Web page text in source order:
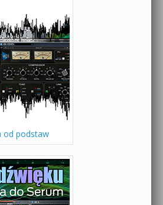
od podstaw